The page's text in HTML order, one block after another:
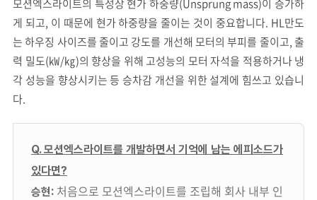
모션엑스라이트의 특성상 현가 하중량(Unsprung mass)이 증가하
게 되고, 이 때문에 현가 하중량을 줄이는 것이 중요합니다. HL만도
는 하우징 사이즈를 줄이고 강도를 개선해 모터의 부피를 줄이고, 출
력 밀도(㎾/㎏)의 향상을 위해 고성능의 모터 자석을 적용하거나 냉
각 성능을 향상시키는 등 승차감 개선을 위한 설계에 힘쓰고 있습니
다.
Q. 모션엑스라이트를 개발하면서 기억에 남는 에피소드가
있다면?
승현: 처음으로 모션엑스라이트를 조립해 회사 내부 인